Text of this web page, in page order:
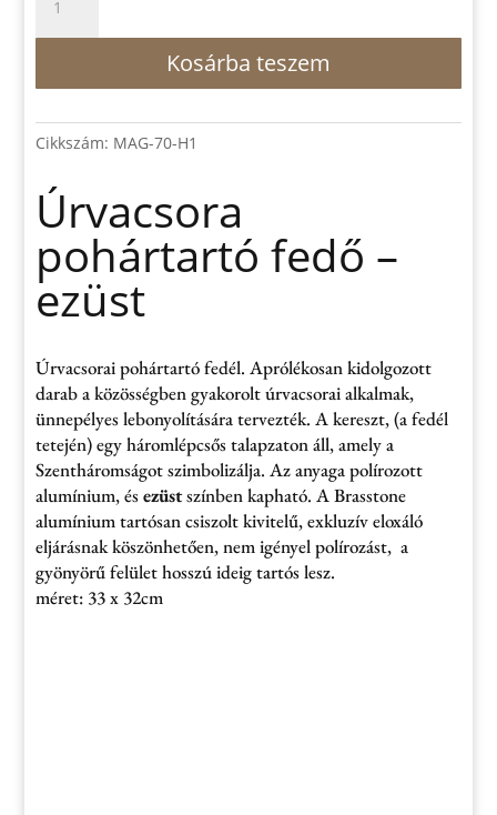
pohártartó
fedő
ezüst
Kosárba teszem
Cikkszám: MAG-70-H1
Úrvacsora
pohártartó fedő –
ezüst
Úrvacsorai pohártartó fedél. Aprólékosan kidolgozott
darab a közösségben gyakorolt úrvacsorai alkalmak,
ünnepélyes lebonyolítására tervezték. A kereszt, (a fedél
tetején) egy háromlépcsős talapzaton áll, amely a
Szentháromságot szimbolizálja. Az anyaga polírozott
alumínium, ésezüstszínben kapható. A Brasstone
alumínium tartósan csiszolt kivitelű, exkluzív eloxáló
eljárásnak köszönhetően, nem igényel polírozást, a
gyönyörű felület hosszú ideig tartós lesz.
méret: 33 x 32cm